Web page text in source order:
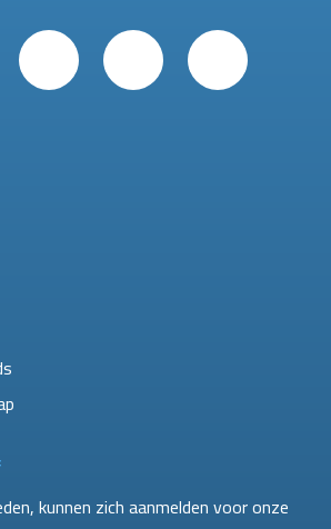
kunnen zich aanmelden voor onze